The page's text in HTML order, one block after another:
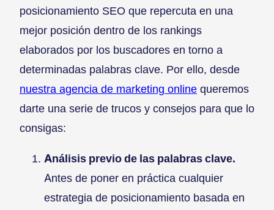
posicionamiento SEO que repercuta en una
mejor posición dentro de los rankings
elaborados por los buscadores en torno a
determinadas palabras clave. Por ello, desde
nuestra agencia de marketing online queremos
darte una serie de trucos y consejos para que lo
consigas:
Análisis previo de las palabras clave.
Antes de poner en práctica cualquier
estrategia de posicionamiento basada en